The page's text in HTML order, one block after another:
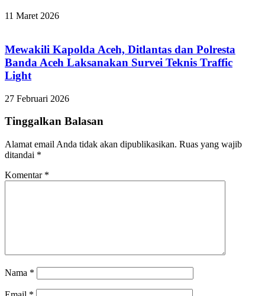
11 Maret 2026
Mewakili Kapolda Aceh, Ditlantas dan Polresta
Banda Aceh Laksanakan Survei Teknis Traffic
Light
27 Februari 2026
Tinggalkan Balasan
Alamat email Anda tidak akan dipublikasikan. Ruas yang wajib
ditandai *
Komentar *
Nama *